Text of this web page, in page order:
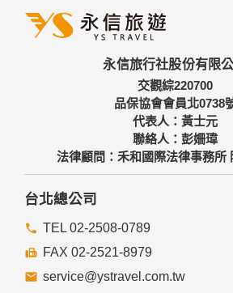
永信旅行社股份有限
交觀綜220700
品保協會會員北0738
代表人：黃士元
聯絡人：彭姍瑋
法律顧問：禾和國際法律事務所
台北總公司
TEL 02-2508-0789
FAX 02-2521-8979
service@ystravel.com.tw